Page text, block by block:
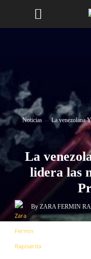
Noticias La venezolana
La
lidera las
By ZARA FERMIN